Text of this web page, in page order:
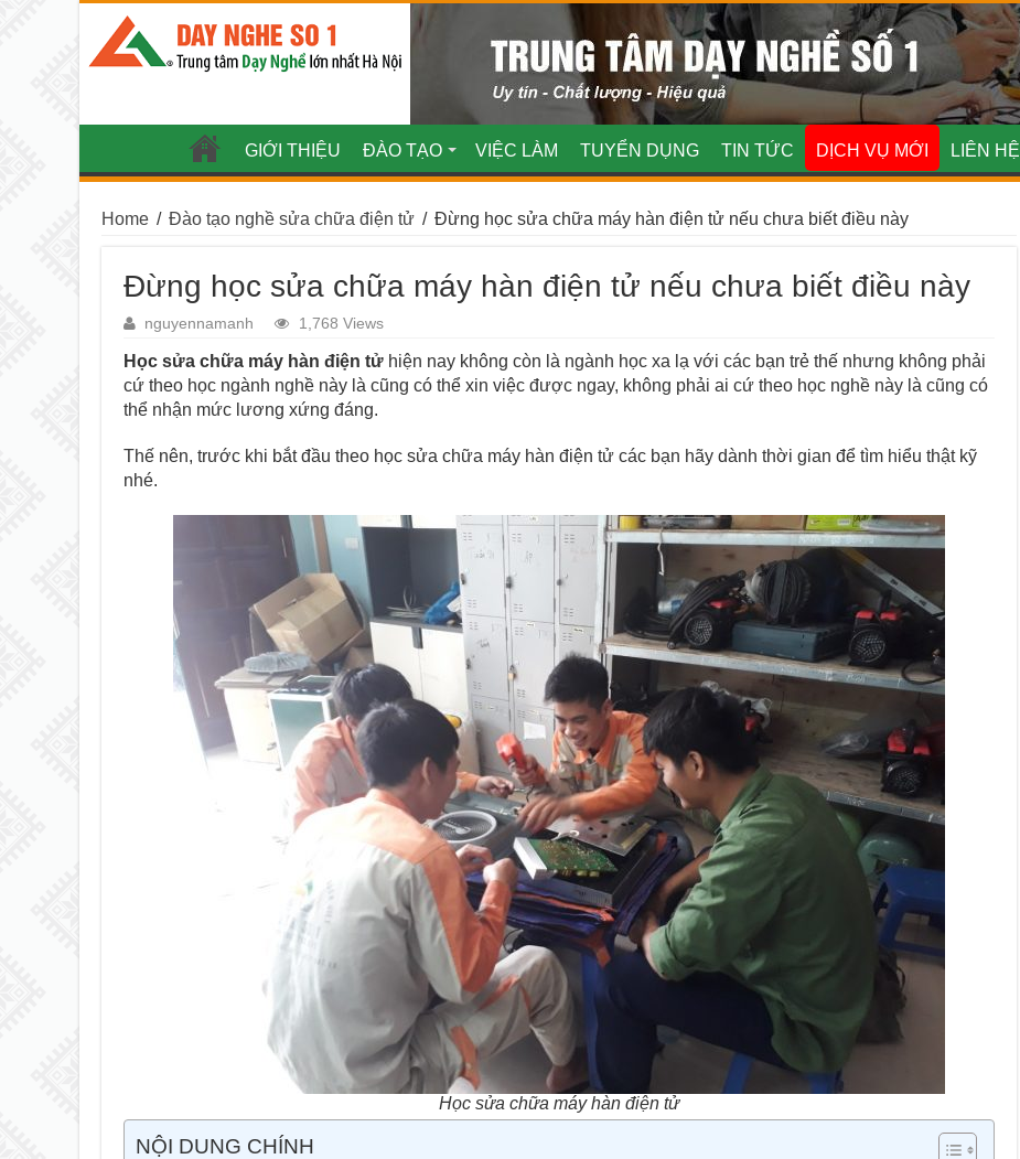
GIỚI THIỆU ĐÀO TẠO VIỆC LÀM TUYỂN DỤNG TIN TỨC DỊCH VỤ MỚI LIÊN HỆ
Home / Đào tạo nghề sửa chữa điện tử / Đừng học sửa chữa máy hàn điện tử nếu chưa biết điều này
Đừng học sửa chữa máy hàn điện tử nếu chưa biết điều này
nguyennamanh 1,768 Views
Học sửa chữa máy hàn điện tử hiện nay không còn là ngành học xa lạ với các bạn trẻ thế nhưng không phải
cứ theo học ngành nghề này là cũng có thể xin việc được ngay, không phải ai cứ theo học nghề này là cũng có
thể nhận mức lương xứng đáng.
Thế nên, trước khi bắt đầu theo học sửa chữa máy hàn điện tử các bạn hãy dành thời gian để tìm hiểu thật kỹ
nhé.
Học sửa chữa máy hàn điện tử
NỘI DUNG CHÍNH